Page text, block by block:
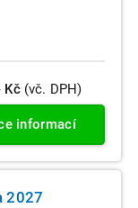
Kč (vč. DPH)
informací
2027